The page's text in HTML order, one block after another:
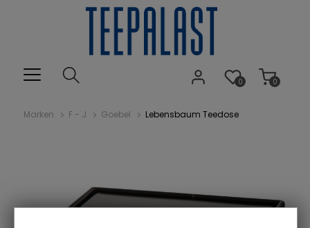
0
0
Marken F - J Goebel Lebensbaum Teedose